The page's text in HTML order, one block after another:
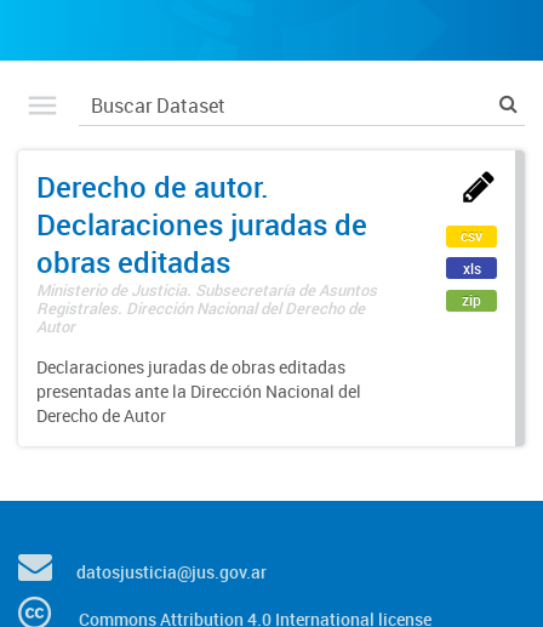
Derecho de autor.
Declaraciones juradas de
obras editadas
Ministerio de Justicia. Subsecretaría de Asuntos
Registrales. Dirección Nacional del Derecho de
Autor
Declaraciones juradas de obras editadas
presentadas ante la Dirección Nacional del
Derecho de Autor
csv
xls
zip
datosjusticia@jus.gov.ar
Commons Attribution 4.0 International license